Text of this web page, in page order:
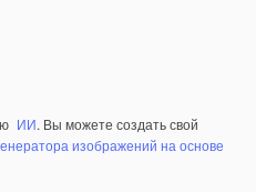
ИИ. Вы можете создать свой
изображений на основе